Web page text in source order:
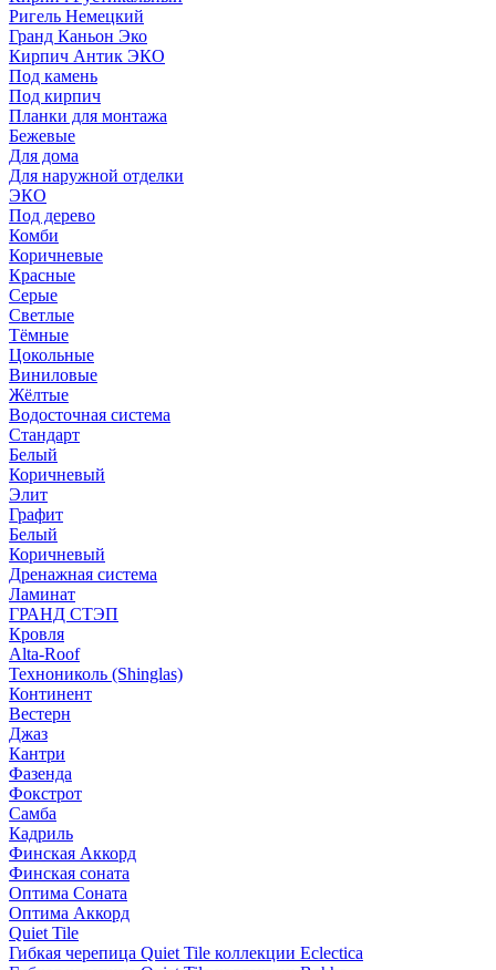
Ригель Немецкий
Гранд Каньон Эко
Кирпич Антик ЭКО
Под камень
Под кирпич
Планки для монтажа
Бежевые
Для дома
Для наружной отделки
ЭКO
Под дерево
Комби
Коричневые
Красные
Серые
Светлые
Тёмные
Цокольные
Виниловые
Жёлтые
Водосточная система
Стандарт
Белый
Коричневый
Элит
Графит
Белый
Коричневый
Дренажная система
Ламинат
ГРАНД СТЭП
Кровля
Alta-Roof
Технониколь (Shinglas)
Континент
Вестерн
Джаз
Кантри
Фазенда
Фокстрот
Самба
Кадриль
Финская Аккорд
Финская соната
Оптима Соната
Оптима Аккорд
Quiet Tile
Гибкая черепица Quiet Tile коллекции Eclectica